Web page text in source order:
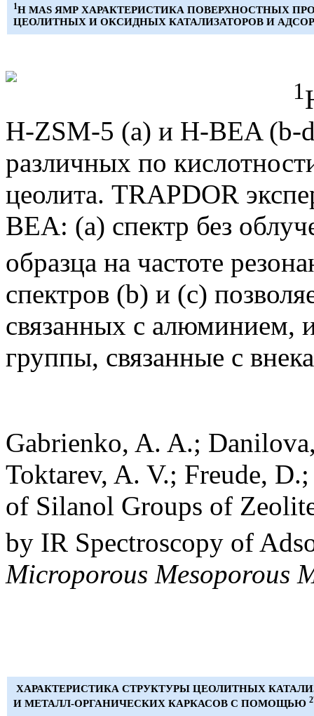
1Н MAS ЯМР ХАРАКТЕРИСТИКА ПОВЕРХНОСТНЫХ
ЦЕОЛИТНЫХ И ОКСИДНЫХ КАТАЛИЗАТОРОВ И
1
H-ZSM-5 (a) и H-BEA (b-
различных по
цеолита. TRAPDOR
BEA: (a) спектр без
образца на частоте
спектров (b) и (c)
связанных с алюминием,
группы, связанные с
Gabrienko, A. A.;
Toktarev, A. V.; Freude,
of Silanol Groups of
by IR Spectroscopy of
Microporous Mesoporous
ХАРАКТЕРИСТИКА СТРУКТУРЫ ЦЕОЛИТНЫХ
И МЕТАЛЛ-ОРГАНИЧЕСКИХ КАРКАСОВ С ПОМОЩЬЮ